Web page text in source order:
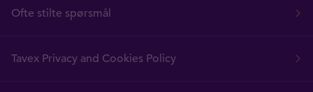
Ofte stilte spørsmål
Tavex Privacy and Cookies Policy